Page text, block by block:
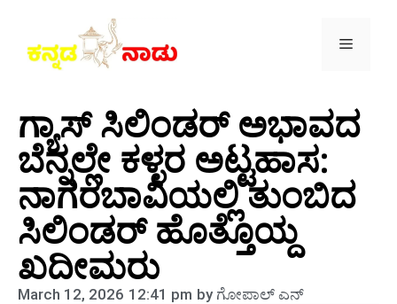
ಗ್ಯಾಸ್ ಸಿಲಿಂಡರ್ ಅಭಾವದ
ಬೆನ್ನಲ್ಲೇ ಕಳ್ಳರ ಅಟ್ಟಹಾಸ:
ನಾಗರಬಾವಿಯಲ್ಲಿ ತುಂಬಿದ
ಸಿಲಿಂಡರ್ ಹೊತ್ತೊಯ್ದ
ಖದೀಮರು
March 12, 2026 12:41 pm byಗೋಪಾಲ್‌ ಎನ್‌